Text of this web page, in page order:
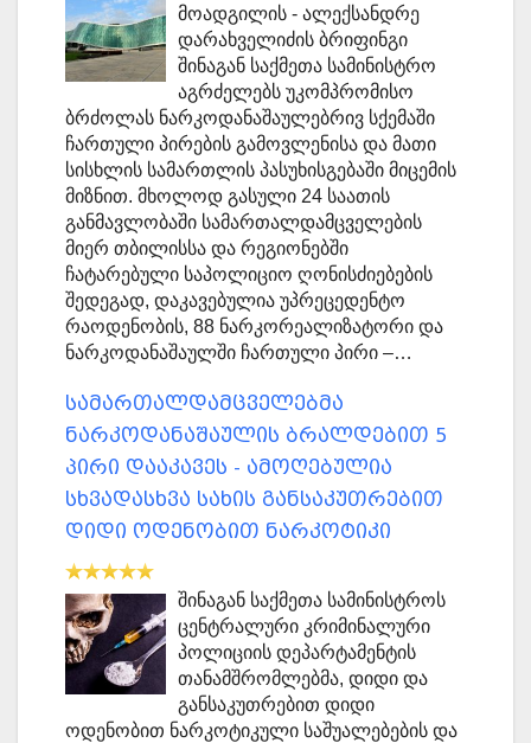
მოადგილის - ალექსანდრე
დარახველიძის ბრიფინგი
შინაგან საქმეთა სამინისტრო
აგრძელებს უკომპრომისო
ბრძოლას ნარკოდანაშაულებრივ სქემაში
ჩართული პირების გამოვლენისა და მათი
სისხლის სამართლის პასუხისგებაში მიცემის
მიზნით. მხოლოდ გასული 24 საათის
განმავლობაში სამართალდამცველების
მიერ თბილისსა და რეგიონებში
ჩატარებული საპოლიციო ღონისძიებების
შედეგად, დაკავებულია უპრეცედენტო
რაოდენობის,­ 88 ნარკორეალიზატორი და
ნარკოდანაშაულში ჩართული პირი –…
სამართალდამცველებმა
ნარკოდანაშაულის ბრალდებით 5
პირი დააკავეს - ამოღებულია
სხვადასხვა სახის განსაკუთრებით
დიდი ოდენობით ნარკოტიკი
შინაგან საქმეთა სამინისტროს
ცენტრალური კრიმინალური
პოლიციის დეპარტამენტის
თანამშრომლებმა, დიდი და
განსაკუთრებით დიდი
ოდენობით ნარკოტიკული საშუალებების და